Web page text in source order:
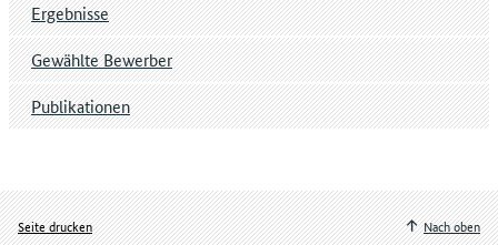
Ergebnisse
Gewählte Bewerber
Publikationen
Seite drucken
Nach oben